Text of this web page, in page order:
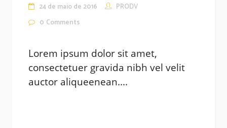
24 de maio de 2016
PRODV
0 Comments
Lorem ipsum dolor sit amet,
consectetuer gravida nibh vel velit
auctor aliqueenean....